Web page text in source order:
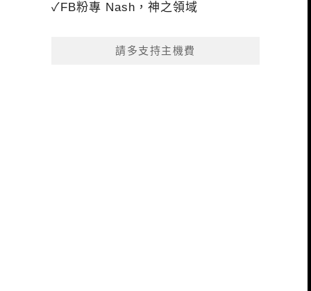
✓FB粉專 Nash，神之領域
請多支持主機費